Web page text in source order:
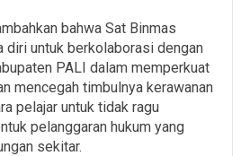
bahwa Sat Binmas
diri untuk berkolaborasi dengan
PALI dalam memperkuat
mencegah timbulnya kerawanan
pelajar untuk tidak ragu
pelanggaran hukum yang
sekitar.